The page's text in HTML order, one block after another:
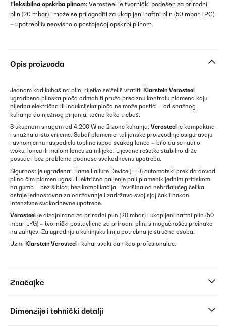
Fleksibilna opskrba plinom: Verosteel je tvornički podešen za prirodni
plin (20 mbar) i može se prilagoditi za ukapljeni naftni plin (50 mbar LPG)
– upotrebljiv neovisno o postojećoj opskrbi plinom.
Opis proizvoda
Jednom kad kuhaš na plin, rijetko se želiš vratiti: Klarstein Verosteel
ugradbena plinska ploča odmah ti pruža preciznu kontrolu plamena koju
nijedna električna ili indukcijska ploča ne može postići – od snažnog
kuhanja do nježnog pirjanja, točno kako trebaš.
S ukupnom snagom od 4.200 W na 2 zone kuhanja, Verosteel je kompaktna
i snažna u isto vrijeme. Sabaf plamenici talijanske proizvodnje osiguravaju
ravnomjernu raspodjelu topline ispod svakog lonca – bilo da se radi o
woku, loncu ili malom loncu za mlijeko. Lijevane rešetke stabilno drže
posuđe i bez problema podnose svakodnevnu upotrebu.
Sigurnost je ugrađena: Flame Failure Device (FFD) automatski prekida dovod
plina čim plamen ugasi. Električno paljenje pali plamenik jednim pritiskom
na gumb – bez šibica, bez komplikacija. Površina od nehrđajućeg čelika
ostaje jednostavna za održavanje i zadržava svoj sjaj čak i nakon
intenzivne svakodnevne upotrebe.
Verosteel je dizajnirana za prirodni plin (20 mbar) i ukapljeni naftni plin (50
mbar LPG) – tvornički postavljena za prirodni plin, s mogućnošću preinake
na zahtjev. Za ugradnju u kuhinjsku liniju potrebna je stručna osoba.
Uzmi Klarstein Verosteel i kuhaj svaki dan kao profesionalac.
Značajke
Dimenzije i tehnički detalji